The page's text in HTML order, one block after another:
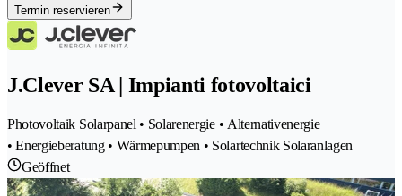
Termin reservieren
J.Clever SA | Impianti fotovoltaici
Photovoltaik Solarpanel • Solarenergie • Alternativenergie
• Energieberatung • Wärmepumpen • Solartechnik Solaranlagen
Geöffnet